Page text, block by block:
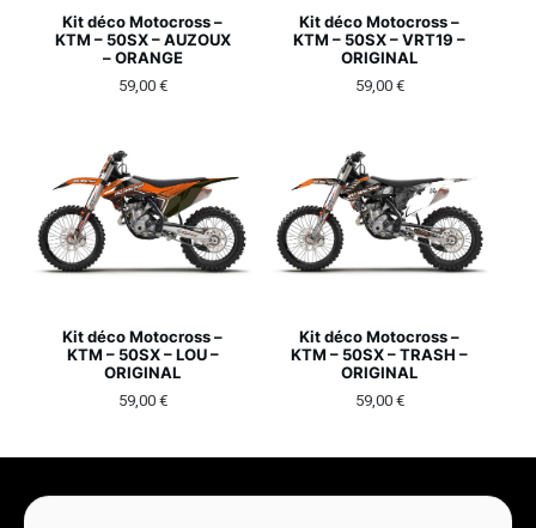
Kit déco Motocross –
KTM – 50SX – AUZOUX
– ORANGE
59,00 €
Kit déco Motocross –
KTM – 50SX – VRT19 –
ORIGINAL
59,00 €
Kit déco Motocross –
KTM – 50SX – LOU –
ORIGINAL
59,00 €
Kit déco Motocross –
KTM – 50SX – TRASH –
ORIGINAL
59,00 €